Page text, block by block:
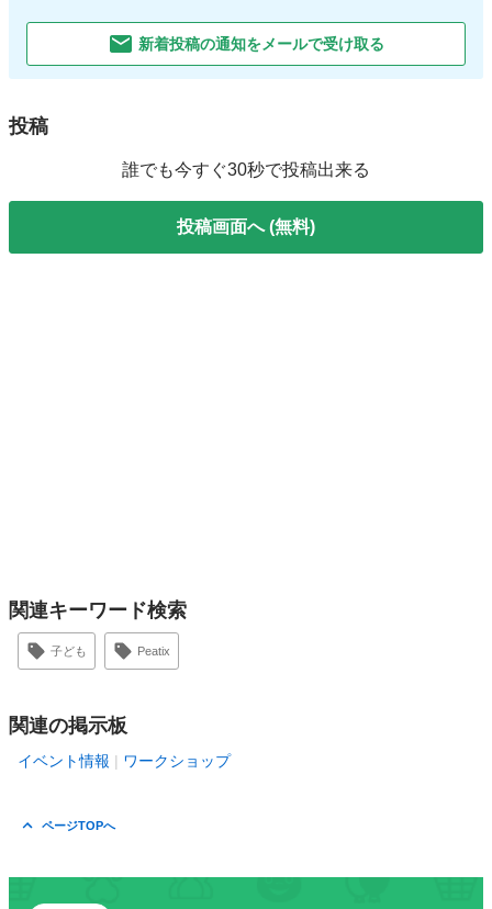
新着投稿の通知をメールで受け取る
投稿
誰でも今すぐ30秒で投稿出来る
投稿画面へ (無料)
関連キーワード検索
子ども Peatix
関連の掲示板
イベント情報 ワークショップ
ページTOPへ